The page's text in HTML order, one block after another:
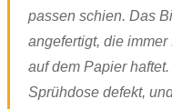
passen schien. Das
angefertigt, die
auf dem Papier
Sprühdose defekt,